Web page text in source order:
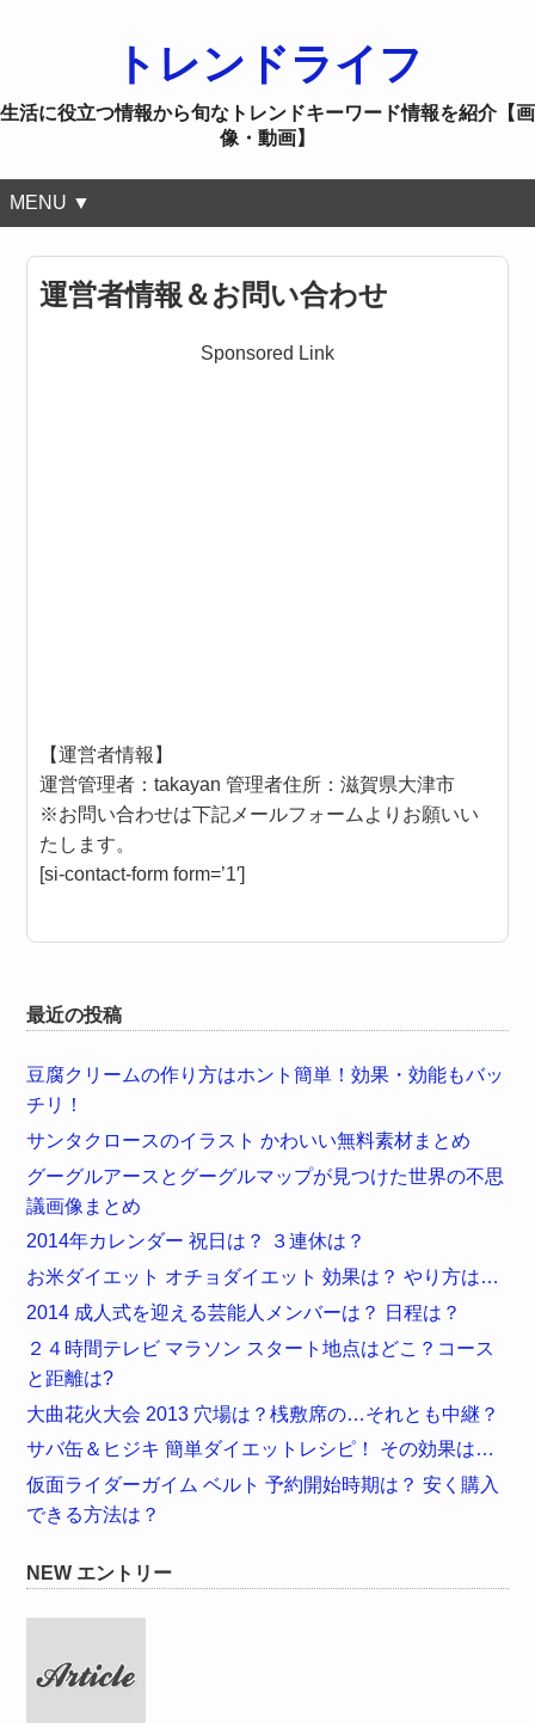
トレンドライフ
生活に役立つ情報から旬なトレンドキーワード情報を紹介【画
像・動画】
MENU ▼
運営者情報＆お問い合わせ
Sponsored Link
【運営者情報】
運営管理者：takayan 管理者住所：滋賀県大津市
※お問い合わせは下記メールフォームよりお願いい
たします。
[si-contact-form form=’1′]
最近の投稿
豆腐クリームの作り方はホント簡単！効果・効能もバッ
チリ！
サンタクロースのイラスト かわいい無料素材まとめ
グーグルアースとグーグルマップが見つけた世界の不思
議画像まとめ
2014年カレンダー 祝日は？ ３連休は？
お米ダイエット オチョダイエット 効果は？ やり方は…
2014 成人式を迎える芸能人メンバーは？ 日程は？
２４時間テレビ マラソン スタート地点はどこ？コース
と距離は?
大曲花火大会 2013 穴場は？桟敷席の…それとも中継？
サバ缶＆ヒジキ 簡単ダイエットレシピ！ その効果は…
仮面ライダーガイム ベルト 予約開始時期は？ 安く購入
できる方法は？
NEW エントリー